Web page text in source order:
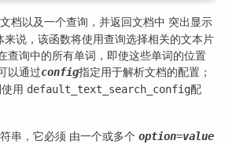
档以及一个查询，并返回文档中 突出显示
说，该函数将使用查询选择相关的文本片
查询中的所有单词，即使这些单词的位置
以通过config指定用于解析文档的配置；
用 default_text_search_config配
串，它必须 由一个或多个 option=value